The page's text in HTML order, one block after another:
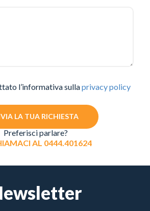
l’informativa sullaprivacy policy
LA TUA RICHIESTA
Preferisci parlare?
AL 0444.401624